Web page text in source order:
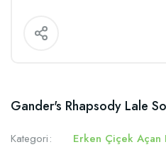
Gander's Rhapsody Lale
Kategori Erken Çiçek Açan